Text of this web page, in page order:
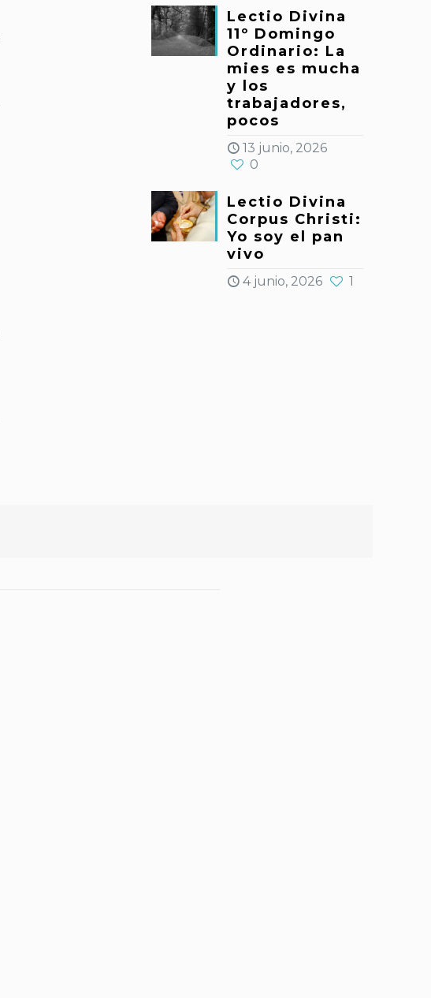
Lectio Divina
11º Domingo
Ordinario: La
mies es mucha
y los
trabajadores,
pocos
13 junio, 2026
0
Lectio Divina
Corpus Christi:
Yo soy el pan
vivo
4 junio, 2026 1